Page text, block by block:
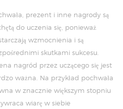
prezent i inne nagrody są
do uczenia się, ponieważ
wzmocnienia i są
skutkami sukcesu.
nagród przez uczącego się jest
ważna. Na przykład pochwała
w znacznie większym stopniu
wiarę w siebie